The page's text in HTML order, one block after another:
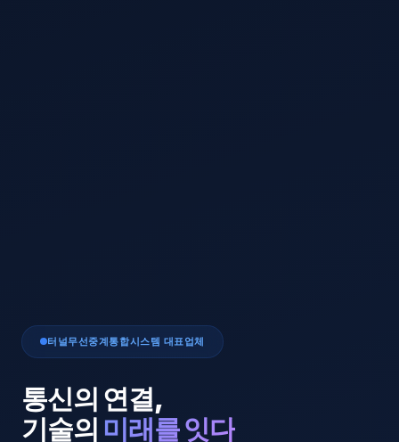
터널무선중계통합시스템 대표업체
통신의 연결,
기술의 미래를 잇다